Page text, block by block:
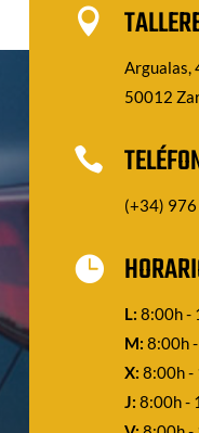

Argualas,
50012

(+34)

L: 8:00h -
M: 8:00h
X: 8:00h -
J: 8:00h -